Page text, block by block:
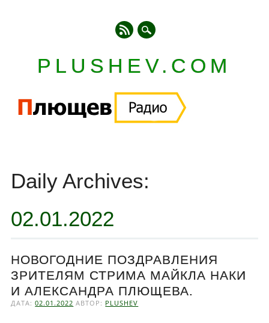
PLUSHEV.COM
content
Daily Archives:
02.01.2022
НОВОГОДНИЕ ПОЗДРАВЛЕНИЯ
ЗРИТЕЛЯМ СТРИМА МАЙКЛА НАКИ
И АЛЕКСАНДРА ПЛЮЩЕВА.
ДАТА:02.01.2022 АВТОР: PLUSHEV